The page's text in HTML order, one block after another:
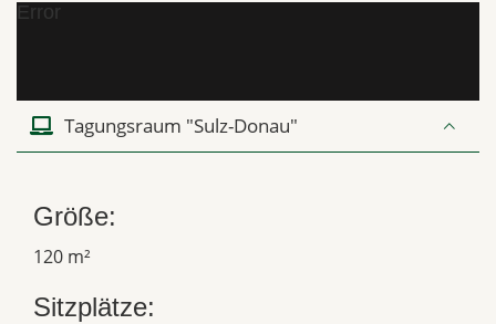
Error
Tagungsraum "Sulz-Donau"
Größe:
120 m²
Sitzplätze: